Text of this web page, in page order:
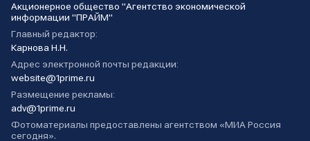
Акционерное общество "Агентство экономической
информации "ПРАЙМ"
Главный редактор:
Карнова Н.Н.
Адрес электронной почты редакции:
website@1prime.ru
Размещение рекламы:
adv@1prime.ru
Фотоматериалы предоставлены агентством «МИА Россия
сегодня».